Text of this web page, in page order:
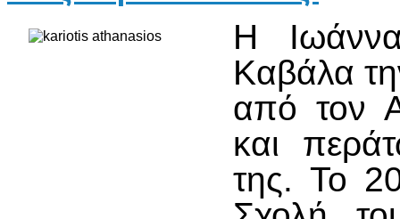
Η
Καβάλα
από τον
και
της. Το